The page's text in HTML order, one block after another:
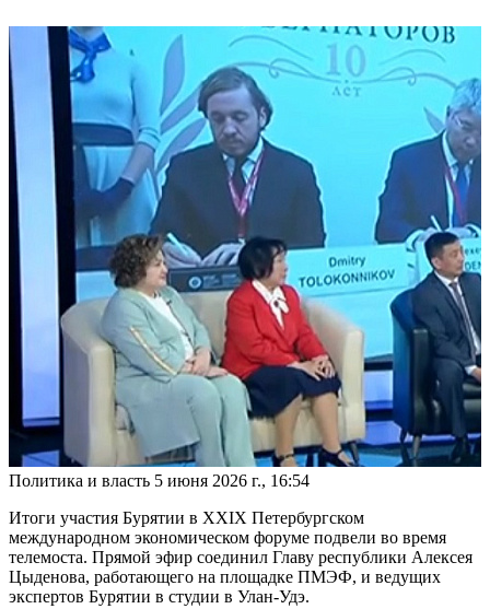
Политика и власть 5 июня 2026 г., 16:54
Итоги участия Бурятии в XXIX Петербургском
международном экономическом форуме подвели во время
телемоста. Прямой эфир соединил Главу республики Алексея
Цыденова, работающего на площадке ПМЭФ, и ведущих
экспертов Бурятии в студии в Улан-Удэ.